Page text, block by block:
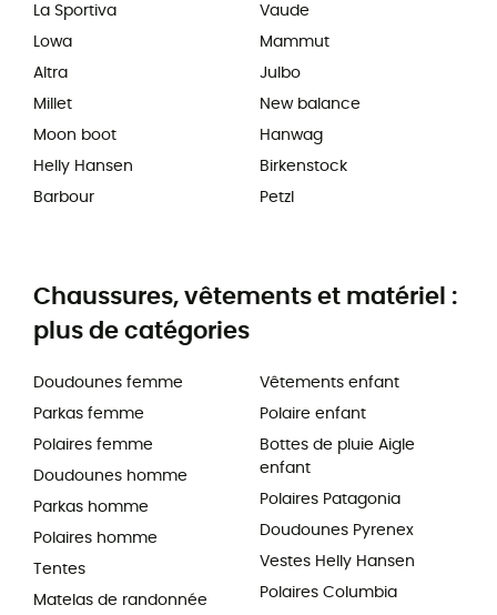
La Sportiva
Lowa
Altra
Millet
Moon boot
Helly Hansen
Barbour
Vaude
Mammut
Julbo
New balance
Hanwag
Birkenstock
Petzl
Chaussures, vêtements et matériel :
plus de catégories
Doudounes femme
Parkas femme
Polaires femme
Doudounes homme
Parkas homme
Polaires homme
Tentes
Matelas de randonnée
Vêtements enfant
Polaire enfant
Bottes de pluie Aigle
enfant
Polaires Patagonia
Doudounes Pyrenex
Vestes Helly Hansen
Polaires Columbia